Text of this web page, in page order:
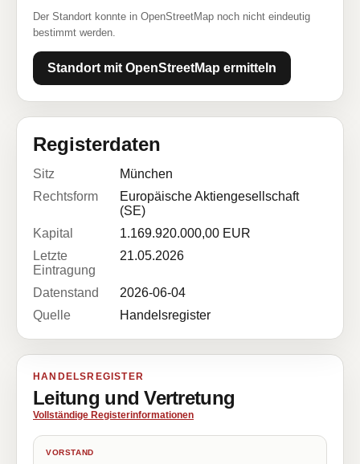
Der Standort konnte in OpenStreetMap noch nicht eindeutig
bestimmt werden.
Standort mit OpenStreetMap ermitteln
Registerdaten
Sitz
München
Rechtsform
Europäische Aktiengesellschaft
(SE)
Kapital
1.169.920.000,00 EUR
Letzte
Eintragung
21.05.2026
Datenstand
2026-06-04
Quelle
Handelsregister
HANDELSREGISTER
Leitung und Vertretung
Vollständige Registerinformationen
VORSTAND